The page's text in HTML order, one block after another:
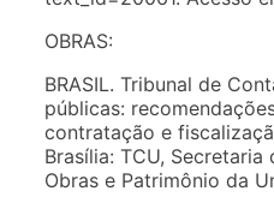
OBRAS:
BRASIL. Tribunal de
públicas:
contratação e
Brasília: TCU,
Obras e Patrimônio da